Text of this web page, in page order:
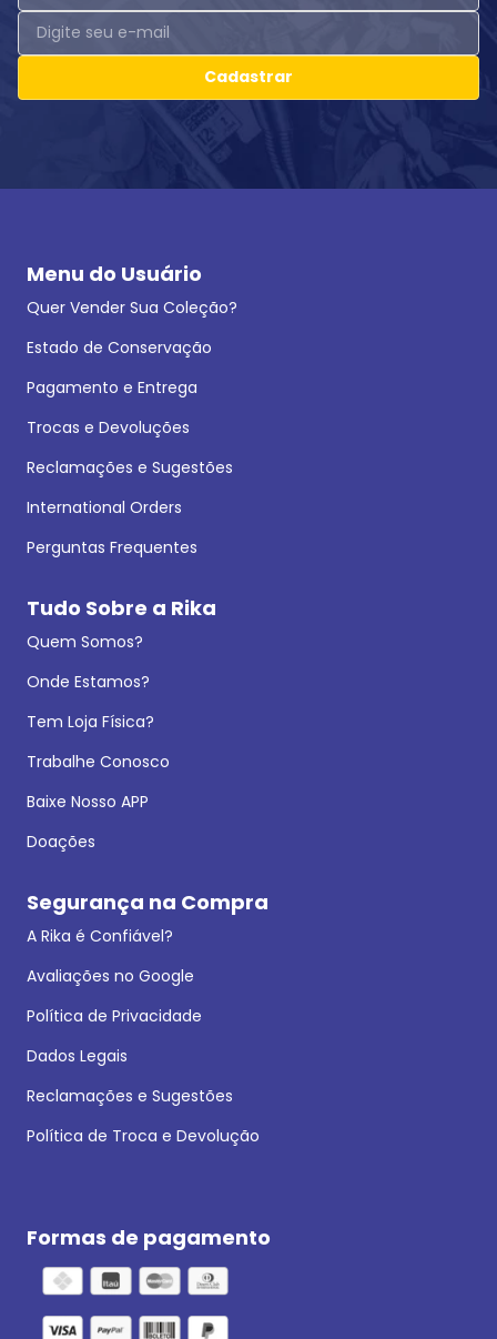
Cadastrar
Menu do Usuário
Quer Vender Sua Coleção?
Estado de Conservação
Pagamento e Entrega
Trocas e Devoluções
Reclamações e Sugestões
International Orders
Perguntas Frequentes
Tudo Sobre a Rika
Quem Somos?
Onde Estamos?
Tem Loja Física?
Trabalhe Conosco
Baixe Nosso APP
Doações
Segurança na Compra
A Rika é Confiável?
Avaliações no Google
Política de Privacidade
Dados Legais
Reclamações e Sugestões
Política de Troca e Devolução
Formas de pagamento